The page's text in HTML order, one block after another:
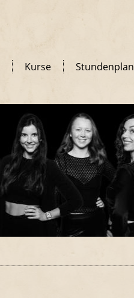
Kurse Stundenplan